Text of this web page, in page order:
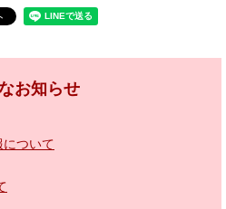
お知らせ
ついて